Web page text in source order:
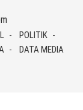
POLITIK
DATA MEDIA